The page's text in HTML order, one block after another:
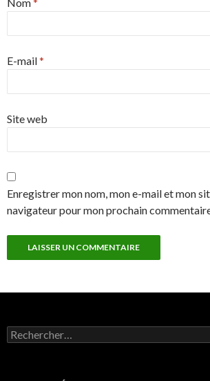
Nom*
E-mail*
Site web
Enregistrer mon nom, mon e-mail et mon
navigateur pour mon prochain
Rechercher :